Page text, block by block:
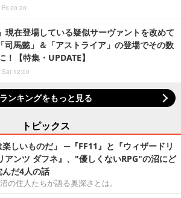
20:20
現在登場している疑似サーヴァントを改めて
馬懿」＆「アストライア」の登場でその数
！【特集・UPDATE】
12:00
ランキングをもっと見る
トピックス
楽しいものだ」 ─『FF11』と『ウィザードリ
アンツ ダフネ』、"優しくないRPG"の沼にど
んだ4人の話
の住人たちが語る奥深さとは。